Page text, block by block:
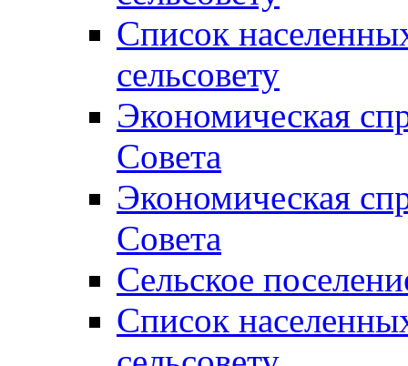
Список
сельсовету
Экономическая
Совета
Экономическая
Совета
Сельское
Список